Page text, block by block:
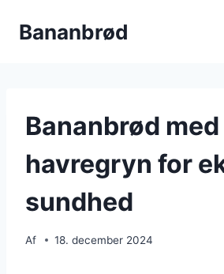
Bananbrød
Bananbrød med
havregryn for
sundhed
Af 18. december 2024